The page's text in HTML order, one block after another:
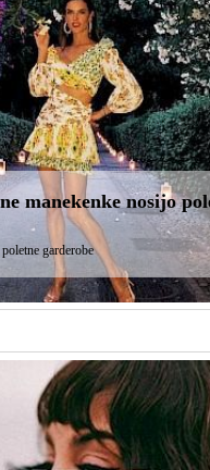
manekenke nosijo
garderobe